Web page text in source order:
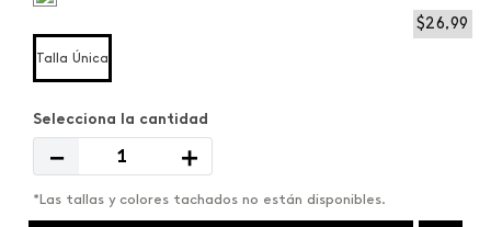
$26,99
Talla Única
＋
－
*Las tallas y colores tachados no están disponibles.